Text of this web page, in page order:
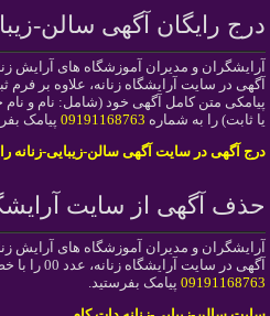
درج رایگان آگهی سالن-
آرایشگران و مدیران آموزشگاه های آرایش
آگهی در سایت آرایشگاه زنانه، علاوه بر
پیامکی متن کامل آگهی خود (شامل: نام و
یا ثابت) را به شماره 09191168763 پیامک
درج آگهی در سایت آگهی سالن-زیبایی-زنانه
حذف آگهی از سایت
آرایشگران و مدیران آموزشگاه های آرایش
آگهی در سایت آرایشگاه زنانه، عدد 00 را با خط ثبت شده آگهی در سایت به شماره
09191168763 پیامک بفرستید.